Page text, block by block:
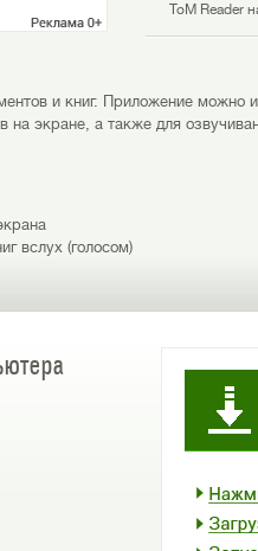
ToM Reader
и книг. Приложение можно
экране, а также для
вслух (голосом)